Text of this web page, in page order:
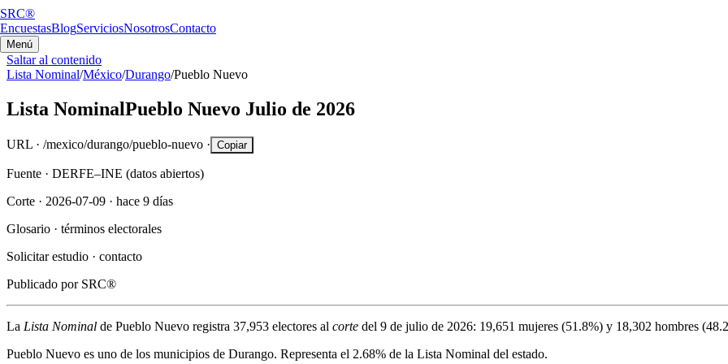
SRC®
EncuestasBlogServiciosNosotrosContacto
Menú
Saltar al contenido
Lista Nominal/México/Durango/Pueblo Nuevo
Lista NominalPueblo Nuevo Julio de 2026
URL · /mexico/durango/pueblo-nuevo · Copiar
Fuente · DERFE–INE (datos abiertos)
Corte · 2026-07-09 · hace 9 días
Glosario · términos electorales
Solicitar estudio · contacto
Publicado por SRC®
La Lista Nominal de Pueblo Nuevo registra 37,953 electores al corte del 9 de julio de 2026: 19,651 mujeres (51.8%) y 18,302 hombres (
Pueblo Nuevo es uno de los municipios de Durango. Representa el 2.68% de la Lista Nominal del estado.